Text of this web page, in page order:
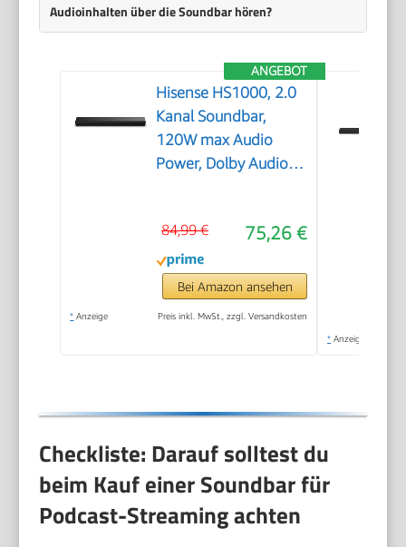
Audioinhalten über die Soundbar hören?
ANGEBOT
Hisense HS1000, 2.0
Kanal Soundbar,
120W max Audio
Power, Dolby Audio,
EzPlay
75,26 €
84,99 €
Bei Amazon ansehen
* Anzeige Preis inkl. MwSt., zzgl. Versandkosten
* Anzeige
Checkliste: Darauf solltest du
beim Kauf einer Soundbar für
Podcast-Streaming achten